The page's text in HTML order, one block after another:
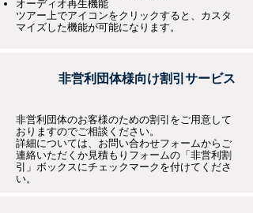
オーディオ再生機能
ツアー上でアイコンをクリックすると、カスタ
マイズした機能が可能になります。
非営利団体様向け割引サービス
非営利団体のお客様のための割引をご用意して
おりますのでご相談ください。
詳細については、お問い合わせフォームからご
連絡いただくか見積もりフォームの「非営利割
引」ボックスにチェックマークを付けてくださ
い。